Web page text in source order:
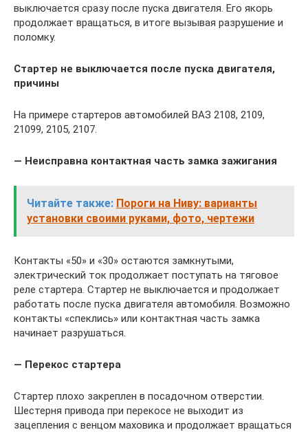
выключается сразу после пуска двигателя. Его якорь
продолжает вращаться, в итоге вызывая разрушение и
поломку.
Стартер не выключается после пуска двигателя,
причины
На примере стартеров автомобилей ВАЗ 2108, 2109,
21099, 2105, 2107.
— Неисправна контактная часть замка зажигания
Читайте также: Пороги на Ниву: варианты
установки своими руками, фото, чертежи
Контакты «50» и «30» остаются замкнутыми,
электрический ток продолжает поступать на тяговое
реле стартера. Стартер не выключается и продолжает
работать после пуска двигателя автомобиля. Возможно
контакты «спеклись» или контактная часть замка
начинает разрушаться.
— Перекос стартера
Стартер плохо закреплен в посадочном отверстии.
Шестерня привода при перекосе не выходит из
зацепления с венцом маховика и продолжает вращаться